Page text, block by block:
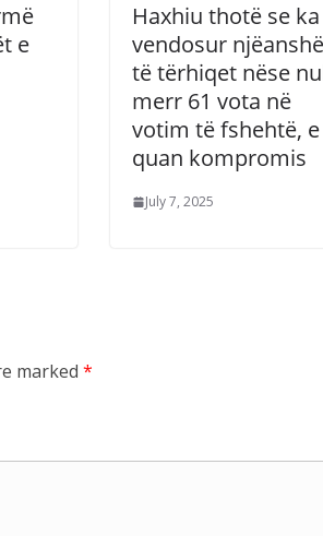
e
Haxhiu thotë se ka
vendosur
të tërhiqet nëse
merr 61 vota në
votim të fshehtë, e
quan kompromis
July 7, 2025
marked *